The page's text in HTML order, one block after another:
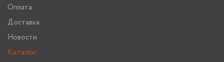
Оплата
Доставка
Новости
Каталог